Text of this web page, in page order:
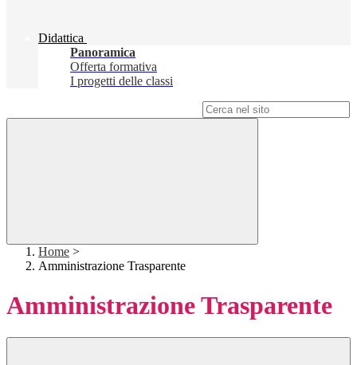
Didattica
Panoramica
Offerta formativa
I progetti delle classi
Home >
Amministrazione Trasparente
Amministrazione Trasparente